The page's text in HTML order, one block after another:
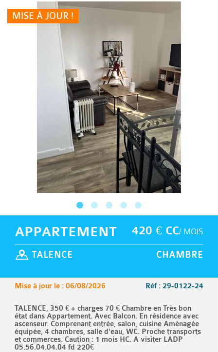
MISE À JOUR !
420 € CC/ MOIS
APPARTEMENT
CHAMBRE
TALENCE
Réf : 29-0122-24
Mise à jour le : 06/08/2026
TALENCE, 350 € + charges 70 € Chambre en Très bon
état dans Appartement. Avec Balcon. En résidence avec
ascenseur. Comprenant entrée, salon, cuisine Aménagée
équipée, 4 chambres, salle d'eau, WC. Proche transports
et commerces. Caution : 1 mois HC. A visiter LADP
05.56.04.04.04 fd 220€